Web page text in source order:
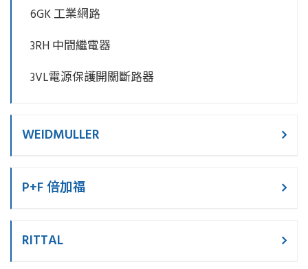
6GK 工業網路
3RH 中間繼電器
3VL電源保護開關斷路器
WEIDMULLER
P+F 倍加福
RITTAL